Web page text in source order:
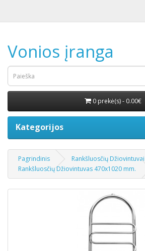
Vonios įranga
0 prekė(s) - 0.00€
Kategorijos
Pagrindinis Rankšluosčių Džiovintuvai
Rankšluosčių Džiovintuvas 470x1020 mm.